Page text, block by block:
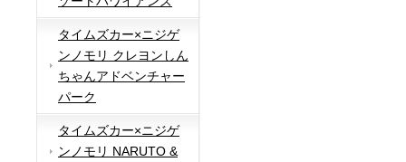
タイムズカー×ニジゲ
ンノモリ クレヨンしん
ちゃんアドベンチャー
パーク
タイムズカー×ニジゲ
ンノモリ NARUTO &